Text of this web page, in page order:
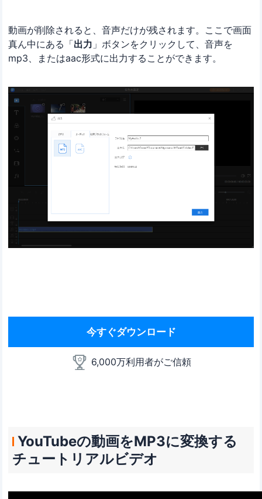
動画が削除されると、音声だけが残されます。ここで画面
真ん中にある「出力 」ボタンをクリックして、音声を
mp3、またはaac形式に出力することができます。
今すぐダウンロード
6,000万利用者がご信頼
YouTubeの動画をMP3に変換する
チュートリアルビデオ